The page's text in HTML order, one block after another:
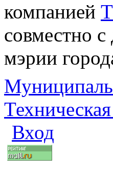
компанией
совместно
мэрии
Вход